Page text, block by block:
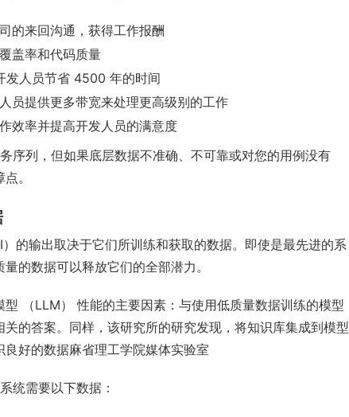
的来回沟通，获得工作报酬
盖率和代码质量
发人员节省 4500 年的时间
员提供更多带宽来处理更高级别的工作
效率并提高开发人员的满意度
序列，但如果底层数据不准确、不可靠或对您的用例没有
。
的输出取决于它们所训练和获取的数据。即使是最先进的系
的数据可以释放它们的全部潜力。
（LLM） 性能的主要因素：与使用低质量数据训练的模型
的答案。同样，该研究所的研究发现，将知识库集成到模型
好的数据麻省理工学院媒体实验室
统需要以下数据：